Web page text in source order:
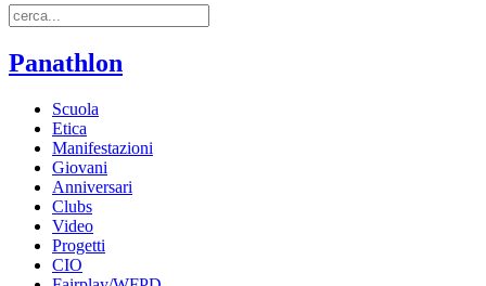
Panathlon
Scuola
Etica
Manifestazioni
Giovani
Anniversari
Clubs
Video
Progetti
CIO